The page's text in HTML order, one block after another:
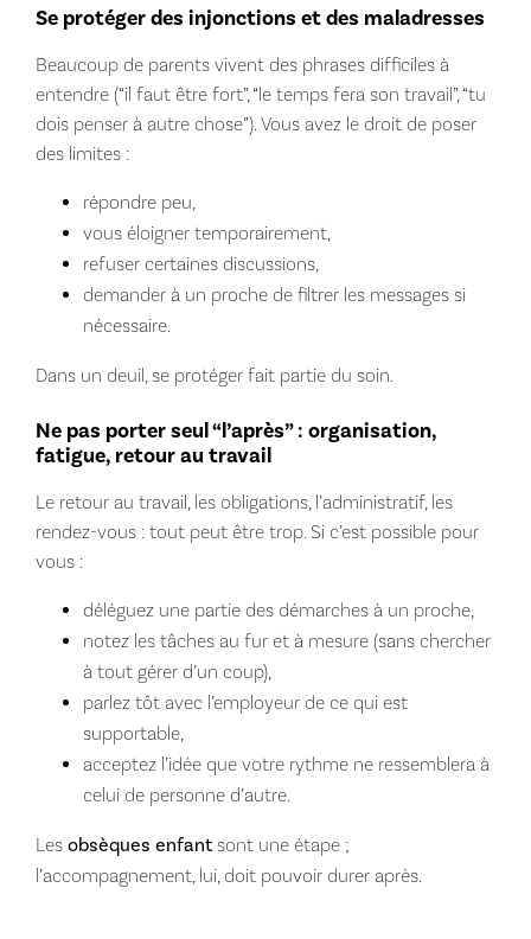
Se protéger des injonctions et des maladresses
Beaucoup de parents vivent des phrases difficiles à
entendre (“il faut être fort”, “le temps fera son travail”, “tu
dois penser à autre chose”). Vous avez le droit de poser
des limites :
répondre peu,
vous éloigner temporairement,
refuser certaines discussions,
demander à un proche de filtrer les messages si
nécessaire.
Dans un deuil, se protéger fait partie du soin.
Ne pas porter seul “l’après” : organisation,
fatigue, retour au travail
Le retour au travail, les obligations, l’administratif, les
rendez-vous : tout peut être trop. Si c’est possible pour
vous :
déléguez une partie des démarches à un proche,
notez les tâches au fur et à mesure (sans chercher
à tout gérer d’un coup),
parlez tôt avec l’employeur de ce qui est
supportable,
acceptez l’idée que votre rythme ne ressemblera à
celui de personne d’autre.
Les obsèques enfantsont une étape ;
l’accompagnement, lui, doit pouvoir durer après.